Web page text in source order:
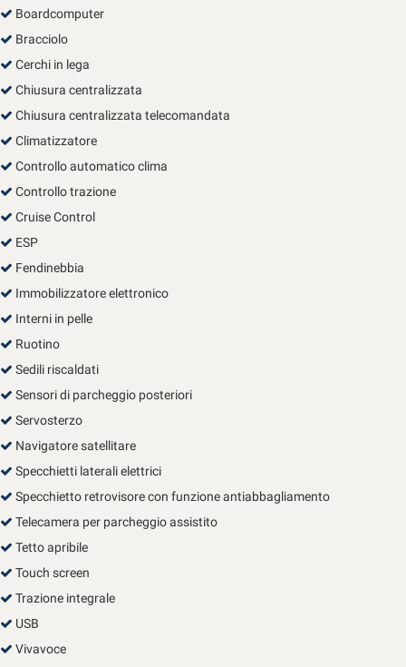
Boardcomputer
Bracciolo
Cerchi in lega
Chiusura centralizzata
Chiusura centralizzata telecomandata
Climatizzatore
Controllo automatico clima
Controllo trazione
Cruise Control
ESP
Fendinebbia
Immobilizzatore elettronico
Interni in pelle
Ruotino
Sedili riscaldati
Sensori di parcheggio posteriori
Servosterzo
Navigatore satellitare
Specchietti laterali elettrici
Specchietto retrovisore con funzione antiabbagliamento
Telecamera per parcheggio assistito
Tetto apribile
Touch screen
Trazione integrale
USB
Vivavoce